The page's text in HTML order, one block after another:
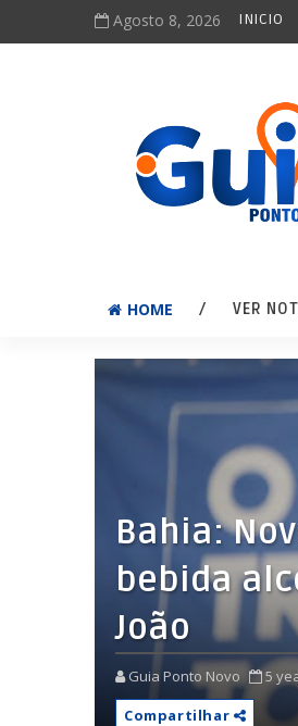
Agosto 8, 2026 INICIO
HOME / VER
Bahia:
bebida
João
Guia Ponto Novo 5
Compartilhar